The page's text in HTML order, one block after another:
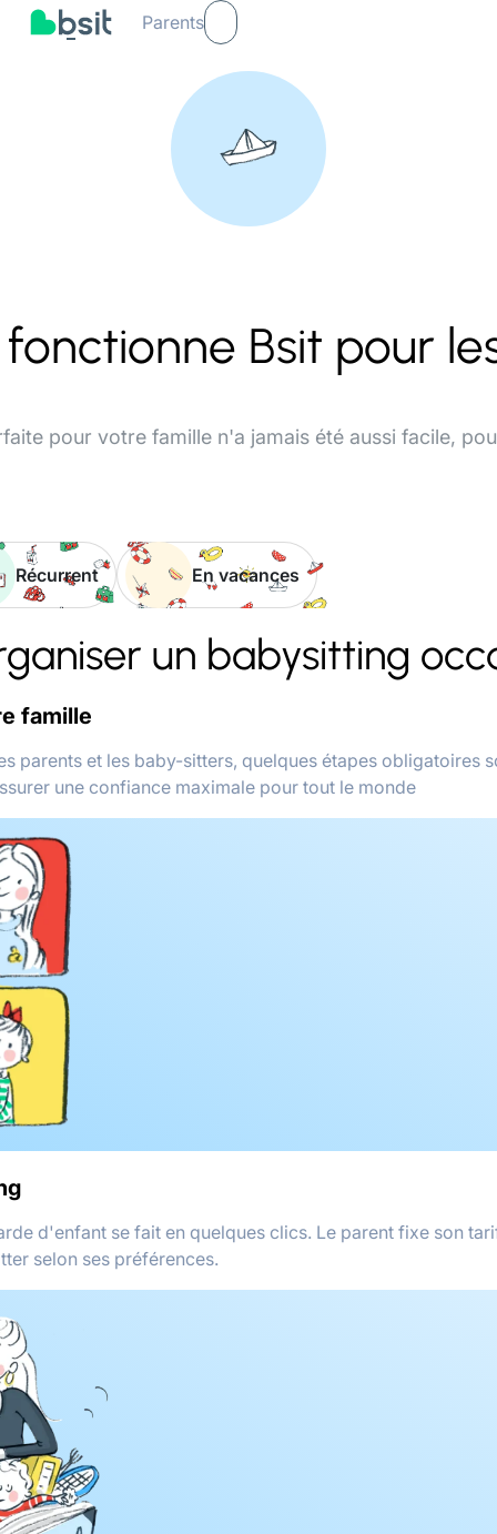
Parents
Bsit pour
pour votre famille n'a jamais été aussi facile,
Récurrent En vacances
un babysitting
famille
parents et les baby-sitters, quelques étapes obligatoires
une confiance maximale pour tout le monde
d'enfant se fait en quelques clics. Le parent fixe son
selon ses préférences.